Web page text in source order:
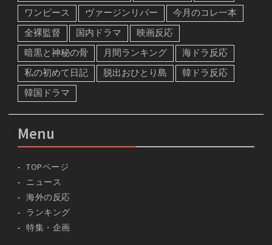
ワンピース
ヴァージンリバー
今月のコレ一本
全裸監督
国内ドラマ
映画反応
暗黒と神秘の骨
月間ランキング
海ドラ反応
私の初めて日記
脱出おひとり島
韓ドラ反応
韓国ドラマ
Menu
TOPページ
ニュース
海外の反応
ランキング
特集・企画